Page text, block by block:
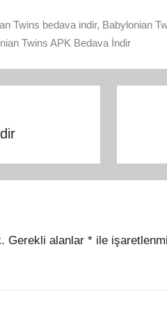
Twins bedava indir, Babylonian
Twins APK Bedava İndir
Gerekli alanlar * ile